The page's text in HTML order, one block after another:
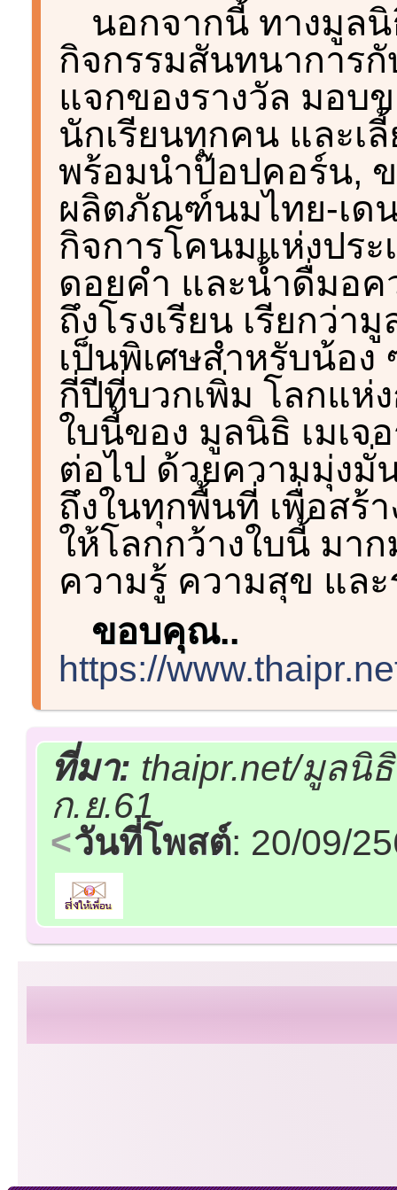
นอกจากนี้ ทางมูลนิ
กิจกรรมสันทนาการกั
แจกของรางวัล มอบ
นักเรียนทุกคน และเ
พร้อมนำป๊อปคอร์น,
ผลิตภัณฑ์นมไทย-เดน
กิจการโคนมแห่งประ
ดอยคำ และน้ำดื่มอค
ถึงโรงเรียน เรียกว่า
เป็นพิเศษสำหรับน้อง
กี่ปีที่บวกเพิ่ม โลกแห่
ใบนี้ของ มูลนิธิ เมเจ
ต่อไป ด้วยความมุ่งมั่
ถึงในทุกพื้นที่ เพื่อสร้
ให้โลกกว้างใบนี้ มา
ความรู้ ความสุข แล
ขอบคุณ..
https://
ที่มา: thaipr.net/มูล
ก.ย.61
วันที่โพสต์: 20/09/